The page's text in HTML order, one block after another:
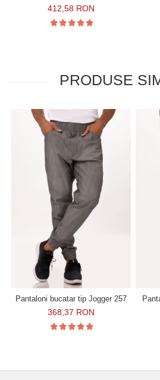
412,58 RON
PRODUSE
Pantaloni bucatar tip Jogger 257
368,37 RON